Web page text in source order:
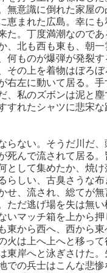
無意識に倒れた家屋
恵まれた広島。幸に
た。丁度満潮なので
、北も西も東も、朝
何ものが爆弾が発裂
その上を着物はぼろ
右左に動いて居る。
、私のズボンは泥と
すれたシャツに悲宋
らない。そうだ川だ
死んで流されて居る
として集めたか、焼
らしい、古臭さうな
せ、流され、総てが
ただ逃げ場を失は無
いマッチ箱を上から
東から西へ、西から
火は上へ上へと移っ
東岸へと泳ぎさけた
での兵士はこんな悲